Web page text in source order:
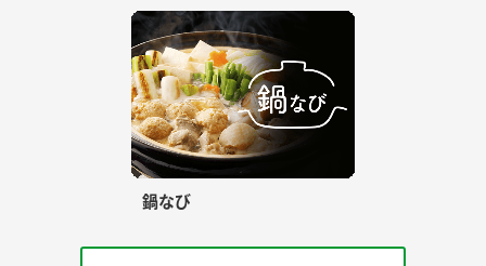
鍋なび